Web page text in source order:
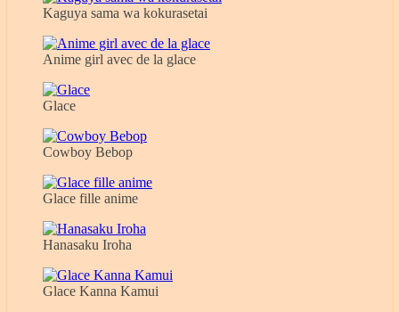
Kaguya sama wa kokurasetai
Anime girl avec de la glace
Glace
Cowboy Bebop
Glace fille anime
Hanasaku Iroha
Glace Kanna Kamui